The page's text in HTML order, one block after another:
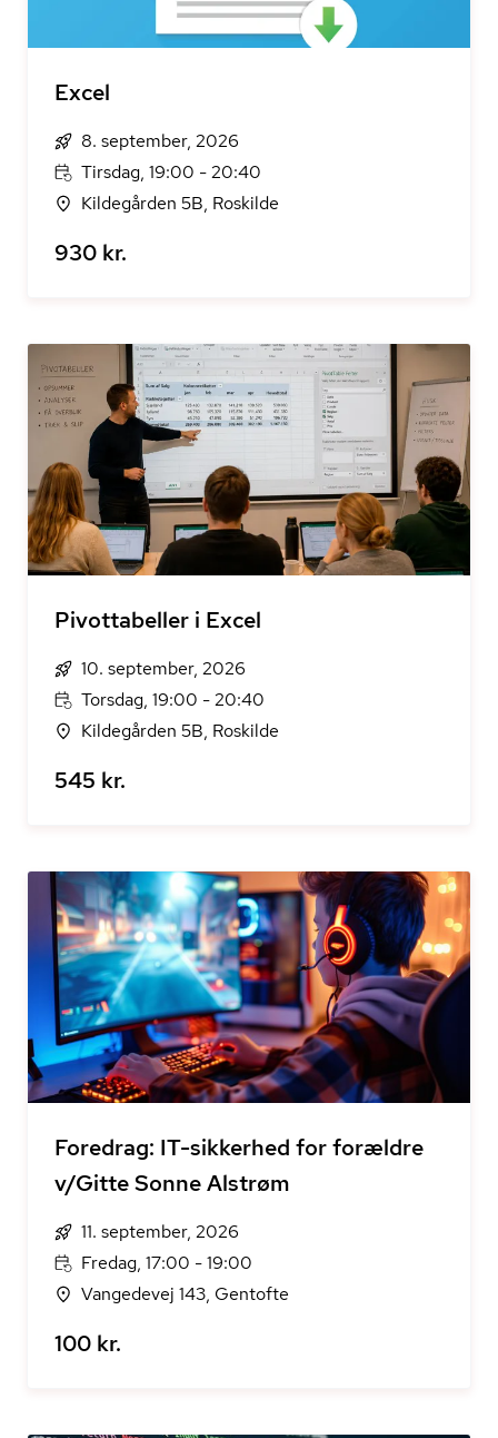
Excel
8. september, 2026
Tirsdag, 19:00 - 20:40
Kildegården 5B, Roskilde
930 kr.
Pivottabeller i Excel
10. september, 2026
Torsdag, 19:00 - 20:40
Kildegården 5B, Roskilde
545 kr.
Foredrag: IT-sikkerhed for forældre
v/Gitte Sonne Alstrøm
11. september, 2026
Fredag, 17:00 - 19:00
Vangedevej 143, Gentofte
100 kr.